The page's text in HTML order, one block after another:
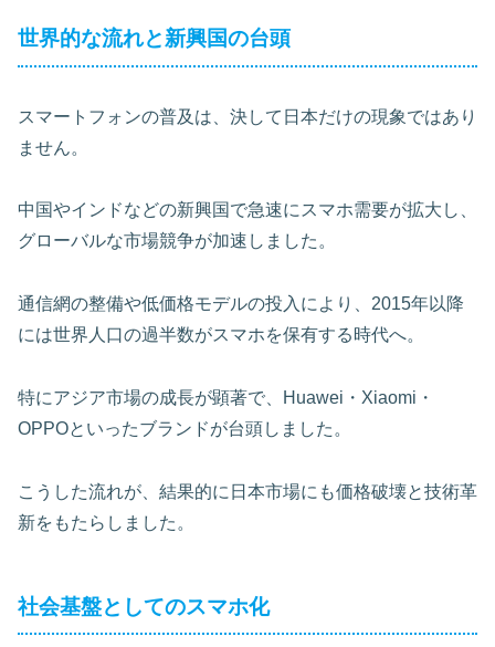
世界的な流れと新興国の台頭
スマートフォンの普及は、決して日本だけの現象ではあり
ません。
中国やインドなどの新興国で急速にスマホ需要が拡大し、
グローバルな市場競争が加速しました。
通信網の整備や低価格モデルの投入により、2015年以降
には世界人口の過半数がスマホを保有する時代へ。
特にアジア市場の成長が顕著で、Huawei・Xiaomi・
OPPOといったブランドが台頭しました。
こうした流れが、結果的に日本市場にも価格破壊と技術革
新をもたらしました。
社会基盤としてのスマホ化